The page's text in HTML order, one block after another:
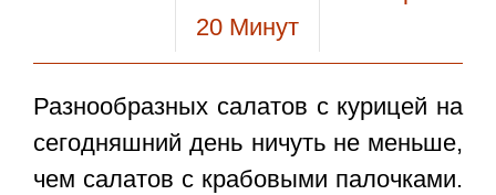
20 Минут
Разнообразных салатов с курицей на
сегодняшний день ничуть не меньше,
чем салатов с крабовыми палочками.